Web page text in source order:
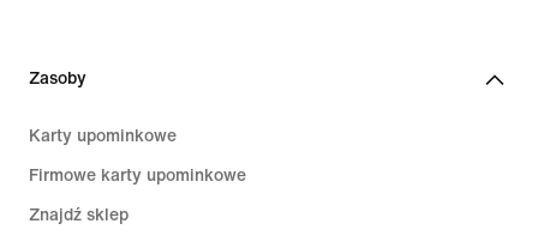
Zasoby
Karty upominkowe
Firmowe karty upominkowe
Znajdź sklep